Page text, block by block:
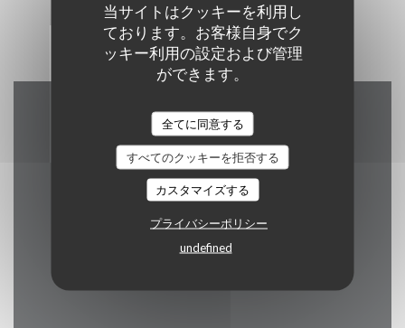
当サイトはクッキーを利用し
ております。お客様自身でク
ッキー利用の設定および管理
ができます。
全てに同意する
すべてのクッキーを拒否する
カスタマイズする
プライバシーポリシー
undefined
アクセス/お問い合わせ
222, rue St Jacques 75005 Paris
01 43 54 78 68
Facebook ((新しいウィンドウ
Instagram ((新しいウィ